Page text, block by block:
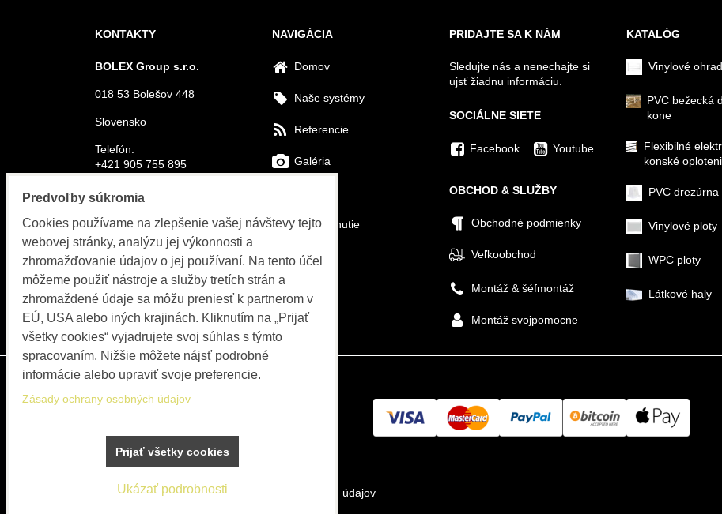
KONTAKTY
BOLEX Group s.r.o.
018 53 Bolešov 448
Slovensko
Telefón:
+421 905 755 895
E-mail:
Otváracie hodiny
Objednávky, fakturácia, servis
PO-PIA 8:00 do 15:30
NAVIGÁCIA
Domov
Naše systémy
Referencie
Galéria
Na stiahnutie
Video
Blog
PRIDAJTE SA K NÁM
Sledujte nás a nenechajte si
ujsť žiadnu informáciu.
SOCIÁLNE SIETE
Facebook Youtube
OBCHOD & SLUŽBY
Obchodné podmienky
Veľkoobchod
Montáž & šéfmontáž
Montáž svojpomocne
KATALÓG
Vinylové
PVC bežecká
kone
Flexibilné
konské
PVC drezúrna
Vinylové ploty
WPC ploty
Látkové haly
Predvoľby súkromia Zásady ochrany osobných údajov
Predvoľby súkromia
Cookies používame na zlepšenie vašej návštevy tejto
webovej stránky, analýzu jej výkonnosti a
zhromažďovanie údajov o jej používaní. Na tento účel
môžeme použiť nástroje a služby tretích strán a
zhromaždené údaje sa môžu preniesť k partnerom v
EÚ, USA alebo iných krajinách. Kliknutím na „Prijať
všetky cookies“ vyjadrujete svoj súhlas s týmto
spracovaním. Nižšie môžete nájsť podrobné
informácie alebo upraviť svoje preferencie.
Zásady ochrany osobných údajov
Ukázať podrobnosti
Prijať všetky cookies